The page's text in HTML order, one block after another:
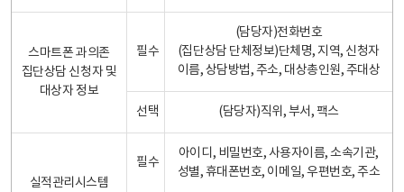
스마트폰 과의존
집단상담 신청자 및
대상자 정보
필수
(담당자)전화번호
(집단상담 단체정보)단체명, 지역, 신청자
이름, 상담방법, 주소, 대상총인원, 주대상
선택 (담당자)직위, 부서, 팩스
실적관리시스템
필수
아이디, 비밀번호, 사용자이름, 소속기관,
성별, 휴대폰번호, 이메일, 우편번호, 주소